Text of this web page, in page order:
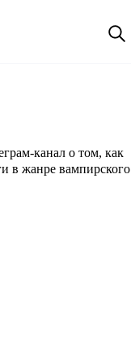
канал о том, как
в жанре вампирского